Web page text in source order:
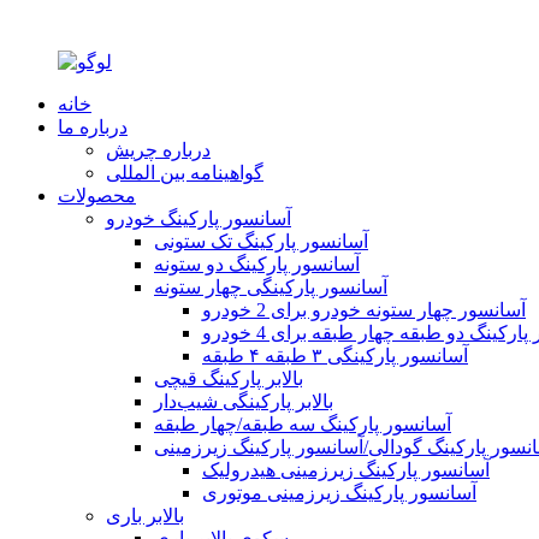
خانه
درباره ما
درباره چریش
گواهینامه بین المللی
محصولات
آسانسور پارکینگ خودرو
آسانسور پارکینگ تک ستونی
آسانسور پارکینگ دو ستونه
آسانسور پارکینگی چهار ستونه
آسانسور چهار ستونه خودرو برای 2 خودرو
دو طبقه چهار طبقه برای 4 خودرو
آسانسور پارکینگی ۳ طبقه ۴ طبقه
بالابر پارکینگ قیچی
بالابر پارکینگی شیب‌دار
آسانسور پارکینگ سه طبقه/چهار طبقه
پارکینگ گودالی/آسانسور پارکینگ زیرزمینی
آسانسور پارکینگ زیرزمینی هیدرولیک
آسانسور پارکینگ زیرزمینی موتوری
بالابر باری